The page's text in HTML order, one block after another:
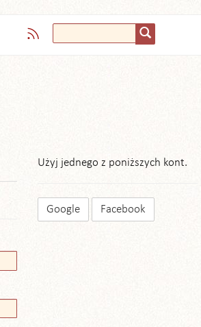
Użyj jednego z poniższych kont.
Google Facebook